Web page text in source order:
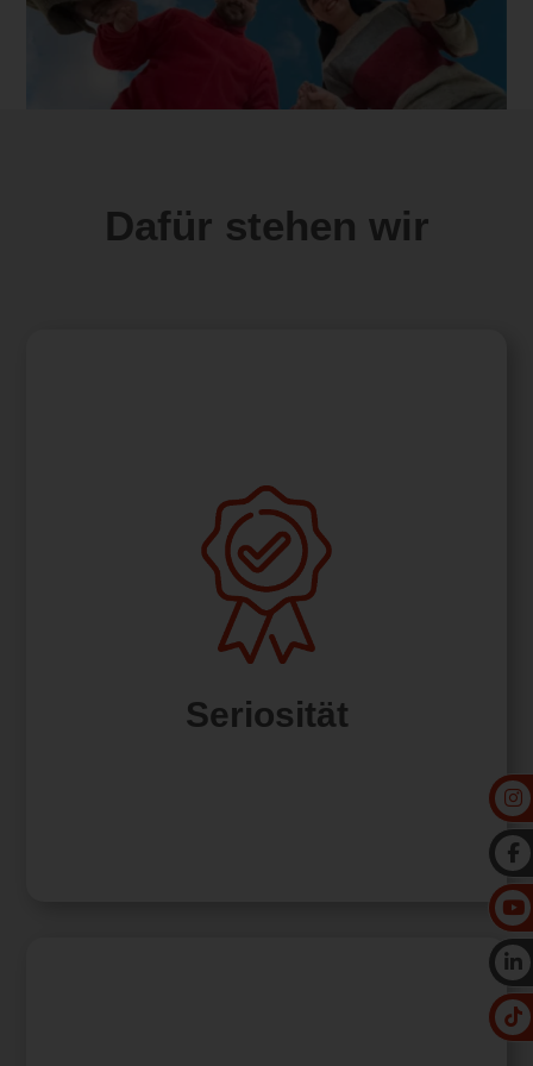
Dafür stehen wir
Seriosität
Bei unserem Unternehmen steht Seriosität an
erster Stelle. Wir verstehen Seriosität als die
Grundlage für Vertrauen, Zuverlässigkeit und
Firmenkonzept basiert auf soliden Prinzipien